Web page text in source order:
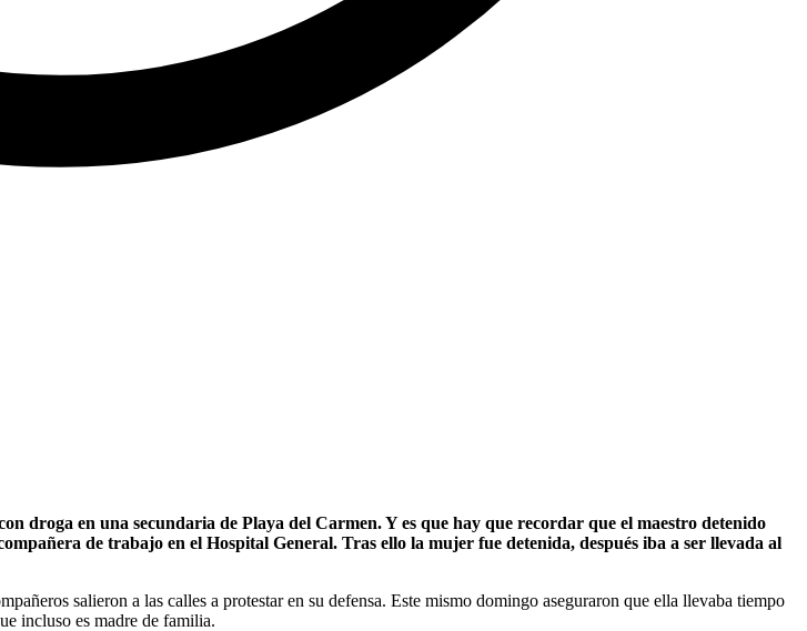
droga en una secundaria de Playa del Carmen. Y es que hay que recordar que el maestro detenido
de trabajo en el Hospital General. Tras ello la mujer fue detenida, después iba a ser llevada al
salieron a las calles a protestar en su defensa. Este mismo domingo aseguraron que ella llevaba tiempo
incluso es madre de familia.